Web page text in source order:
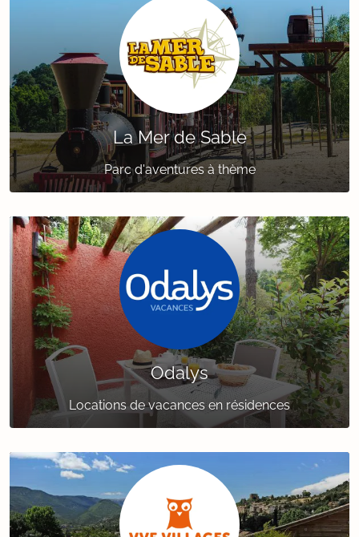
La Mer de Sable
Parc d'aventures à thème
Odalys
Locations de vacances en résidences